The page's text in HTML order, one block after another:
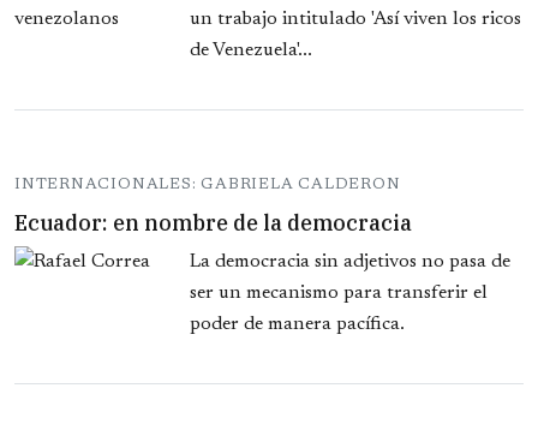
un trabajo intitulado 'Así viven los ricos
de Venezuela'...
INTERNACIONALES: GABRIELA CALDERON
Ecuador: en nombre de la democracia
La democracia sin adjetivos no pasa de
ser un mecanismo para transferir el
poder de manera pacífica.